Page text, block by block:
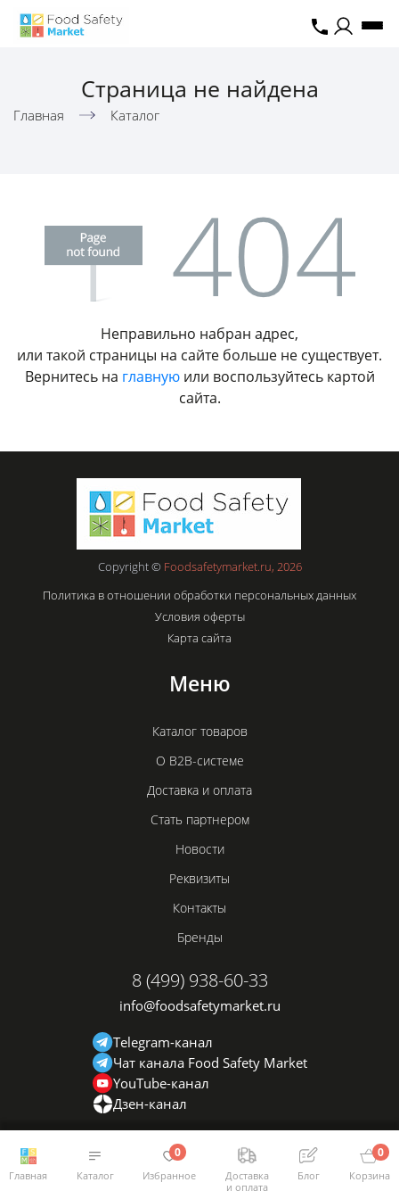
Страница не найдена
Главная Каталог
Неправильно набран адрес,
или такой страницы на сайте больше не существует.
Вернитесь на главнуюили воспользуйтесь картой
сайта.
Copyright © Foodsafetymarket.ru, 2026
Политика в отношении обработки персональных данных
Условия оферты
Карта сайта
Меню
Каталог товаров
О B2B-системе
Доставка и оплата
Стать партнером
Новости
Реквизиты
Контакты
Бренды
8 (499) 938-60-33
info@foodsafetymarket.ru
Telegram-канал
Чат канала Food Safety Market
YouTube-канал
Дзен-канал
Главная Каталог
0
Избранное
Доставка
и оплата
Блог
0
Корзина